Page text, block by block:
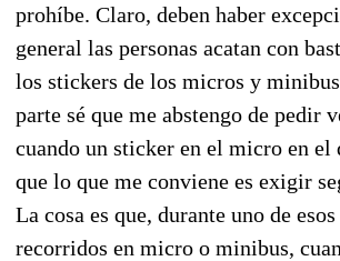
prohíbe. Claro, deben haber
general las personas acatan con
los stickers de los micros y
parte sé que me abstengo de pedir
cuando un sticker en el micro en
que lo que me conviene es exigir
La cosa es que, durante uno de
recorridos en micro o minibus,